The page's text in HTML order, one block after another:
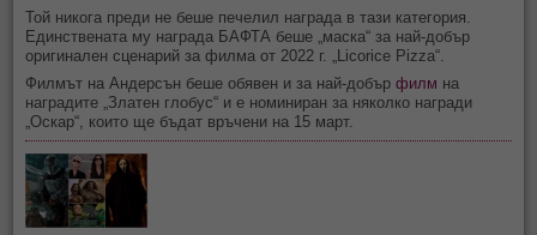
Той никога преди не беше печелил награда в тази категория.
Единствената му награда БАФТА беше „маска“ за най-добър
оригинален сценарий за филма от 2022 г. „Licorice Pizza“.
Филмът на Андерсън беше обявен и за най-добърфилм на
наградите „Златен глобус“ и е номиниран за няколко награди
„Оскар“, които ще бъдат връчени на 15 март.